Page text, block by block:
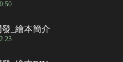
_繪本簡介